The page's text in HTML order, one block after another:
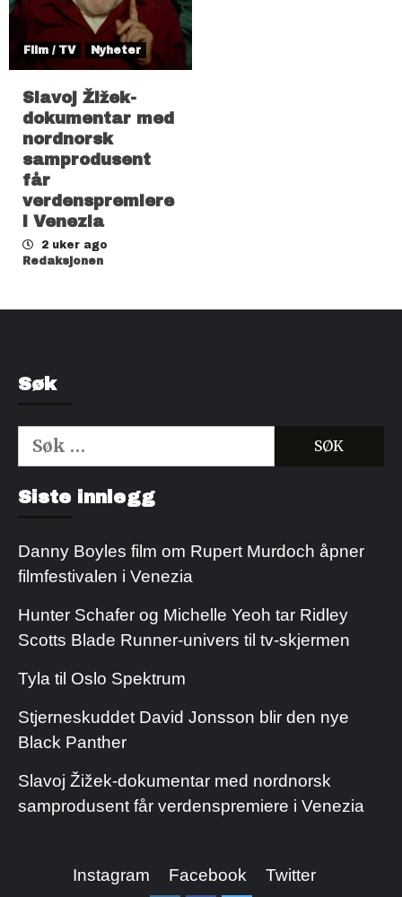
Film / TV Nyheter
Slavoj Žižek-
dokumentar med
nordnorsk
samprodusent
får
verdenspremiere
i Venezia
2 uker ago
Redaksjonen
Søk
Søk
etter:
Siste innlegg
Danny Boyles film om Rupert Murdoch åpner
filmfestivalen i Venezia
Hunter Schafer og Michelle Yeoh tar Ridley
Scotts Blade Runner-univers til tv-skjermen
Tyla til Oslo Spektrum
Stjerneskuddet David Jonsson blir den nye
Black Panther
Slavoj Žižek-dokumentar med nordnorsk
samprodusent får verdenspremiere i Venezia
Instagram Facebook Twitter